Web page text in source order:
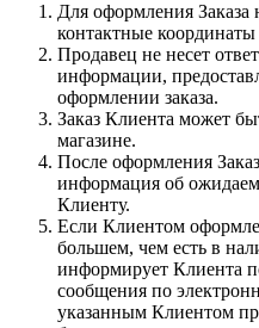
Для оформления Заказа
контактные
Продавец не несет
информации,
оформлении заказа.
Заказ Клиента может
магазине.
После оформления
информация об
Клиенту.
Если Клиентом
большем, чем есть в
информирует Клиента
сообщения по
указанным Клиентом